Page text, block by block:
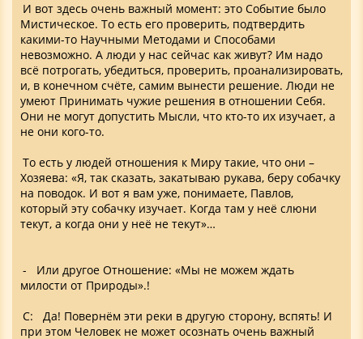
И вот здесь очень важный момент: это Событие было
Мистическое. То есть его проверить, подтвердить
какими-то Научными Методами и Способами
невозможно. А люди у нас сейчас как живут? Им надо
всё потрогать, убедиться, проверить, проанализировать,
и, в конечном счёте, самим вынести решение. Люди не
умеют Принимать чужие решения в отношении Себя.
Они не могут допустить Мысли, что кто-то их изучает, а
не они кого-то.
То есть у людей отношения к Миру такие, что они –
Хозяева: «Я, так сказать, закатываю рукава, беру собачку
на поводок. И вот я вам уже, понимаете, Павлов,
который эту собачку изучает. Когда там у неё слюни
текут, а когда они у неё не текут»…
- Или другое Отношение: «Мы не можем ждать
милости от Природы».!
С: Да! Повернём эти реки в другую сторону, вспять! И
при этом Человек не может осознать очень важный